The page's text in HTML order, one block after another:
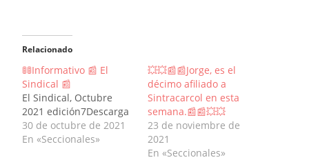
Relacionado
🚦🚦Informativo 📰 El
Sindical 📰
El Sindical, Octubre
2021 edición7Descarga
30 de octubre de 2021
En «Seccionales»
💥💥📰📰Jorge, es el
décimo afiliado a
Sintracarcol en esta
semana.📰📰💥💥
23 de noviembre de
2021
En «Seccionales»